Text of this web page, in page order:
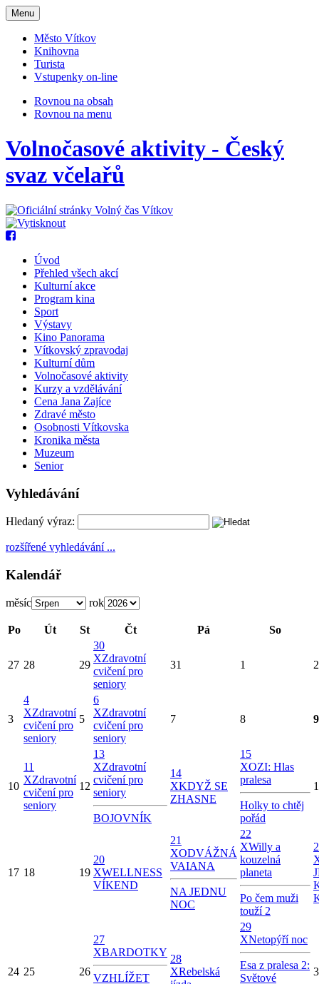
Otevřit
navigaci
Menu
Město Vítkov
Knihovna
Turista
Vstupenky on-line
Rovnou na obsah
Rovnou na menu
Volnočasové aktivity - Český
svaz včelařů
Úvod
Přehled všech akcí
Kulturní akce
Program kina
Sport
Výstavy
Kino Panorama
Vítkovský zpravodaj
Kulturní dům
Volnočasové aktivity
Kurzy a vzdělávání
Cena Jana Zajíce
Zdravé město
Osobnosti Vítkovska
Kronika města
Muzeum
Senior
Vyhledávání
Hledaný výraz:
rozšířené vyhledávání ...
Kalendář
měsíc rok
Po Út St Čt Pá So
27 28 29
30
XZdravotní
cvičení pro
seniory
31 1 2
3
4
XZdravotní
cvičení pro
seniory
5
6
XZdravotní
cvičení pro
seniory
7 8 9
10
11
XZdravotní
cvičení pro
seniory
12
13
XZdravotní
cvičení pro
seniory
BOJOVNÍK
14
XKDYŽ SE
ZHASNE
15
XOZI: Hlas
pralesa
Holky to chtěj
pořád
17 18 19
20
XWELLNESS
VÍKEND
21
XODVÁŽNÁ
VAIANA
NA JEDNU
NOC
22
XWilly a
kouzelná
planeta
Po čem muži
touží 2
24 25 26
27
XBARDOTKY
VZHLÍŽET
28
XRebelská
29
XNetopýří noc
Esa z pralesa 2:
Světové